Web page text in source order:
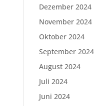
Dezember 2024
November 2024
Oktober 2024
September 2024
August 2024
Juli 2024
Juni 2024